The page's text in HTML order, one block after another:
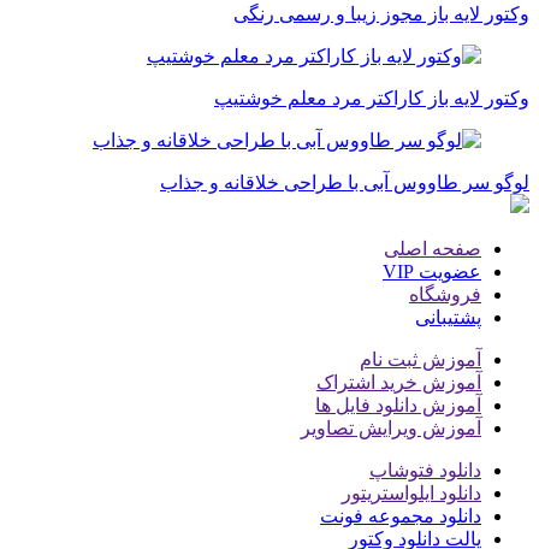
وکتور لایه باز مجوز زیبا و رسمی رنگی
وکتور لایه باز کاراکتر مرد معلم خوشتیپ
لوگو سر طاووس آبی با طراحی خلاقانه و جذاب
صفحه اصلی
عضویت VIP
فروشگاه
پشتیبانی
آموزش ثبت نام
آموزش خرید اشتراک
آموزش دانلود فایل ها
آموزش ویرایش تصاویر
دانلود فتوشاپ
دانلود ایلواستریتور
دانلود مجموعه فونت
پالت دانلود وکتور